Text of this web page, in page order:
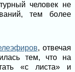
человек не
тем более
, отвечая
тем, что на
«с листа» и